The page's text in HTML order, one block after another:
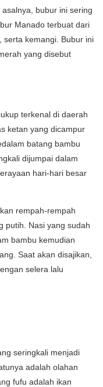
bubur ini sering
Manado terbuat dari
serta kemangi. Bubur ini
yang disebut
terkenal di daerah
ketan yang dicampur
batang bambu
dijumpai dalam
hari-hari besar
rempah-rempah
putih. Nasi yang sudah
bambu kemudian
Saat akan disajikan,
selera lalu
seringkali menjadi
adalah olahan
fufu adalah ikan